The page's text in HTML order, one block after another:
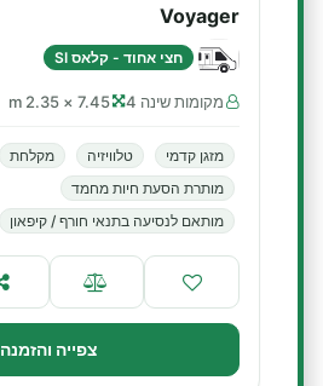
Voyager
חצי אחוד - קלאס SI
מקומות שינה 4 7.45 × 2.35 m
מזגן קדמי טלוויזיה מקלחת
מותרת הסעת חיות מחמד
מותאם לנסיעה בתנאי חורף / קיפאון
צפייה והזמנה